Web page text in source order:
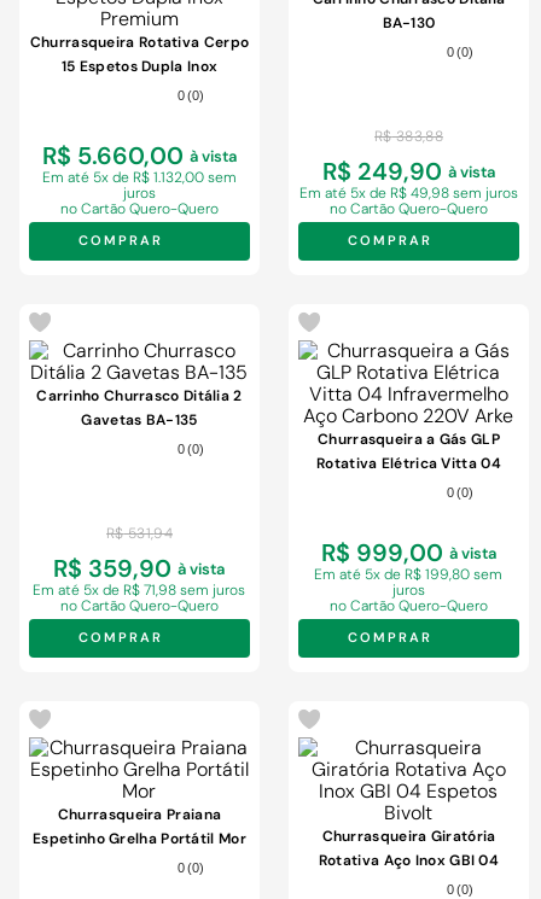
Churrasqueira Rotativa Cerpo
15 Espetos Dupla Inox
0 (0)
R$ 5.660,00 à vista
Em até 5x de R$ 1.132,00 sem
juros
no Cartão Quero-Quero
COMPRAR
BA-130
0 (0)
R$ 383,88
R$ 249,90 à vista
Em até 5x de R$ 49,98 sem juros
no Cartão Quero-Quero
COMPRAR
Carrinho Churrasco Ditália 2
Gavetas BA-135
0 (0)
R$ 531,94
R$ 359,90 à vista
Ematé 5x de R$ 71,98 sem juros
no Cartão Quero-Quero
COMPRAR
Churrasqueira a Gás GLP
Rotativa Elétrica Vitta 04
Infravermelho Aço Carbono
0 (0)
R$ 999,00 à vista
Ematé 5x de R$ 199,80 sem
juros
no Cartão Quero-Quero
COMPRAR
Churrasqueira Praiana
Espetinho Grelha Portátil Mor
0 (0)
Churrasqueira Giratória
Rotativa Aço Inox GBI 04
Espetos Bivolt
0 (0)
10º cimento